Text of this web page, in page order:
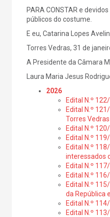
PARA CONSTAR e
públicos do costume.
E eu, Catarina Lopes
Torres Vedras, 31 de
A Presidente da Câmara
Laura Maria Jesus
2026
Edital N.º
Edital N.º
Torres
Edital N.º
Edital N.º
Edital N.º
interessados
Edital N.º
Edital N.º
Edital N.º
da República
Edital N.º
Edital N.º